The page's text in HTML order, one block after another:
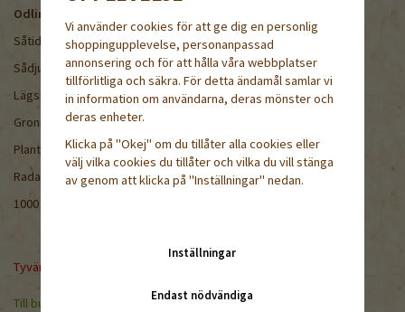
Odling
Såtid: förkultiveras eller direktsås i april-slutet av juni
Sådjup: 1-2 cm
Lägst/optimal groningstemperatur: 10/25°C
Groningstid: ca 4-7 dagar
Plantavstånd: ca 50 cm
Radavstånd: ca 70 cm
1000 frön=1M= ca 3 g
Tyvärr ingår inte denna produkt i vårt sortiment för tillfället.
Till butikens startsida »
Vi använder cookies för att ge dig en personlig
shoppingupplevelse, personanpassad
annonsering och för att hålla våra webbplatser
tillförlitliga och säkra. För detta ändamål samlar vi
in information om användarna, deras mönster och
deras enheter.
Klicka på "Okej" om du tillåter alla cookies eller
välj vilka cookies du tillåter och vilka du vill stänga
av genom att klicka på "Inställningar" nedan.
Inställningar
Endast nödvändiga